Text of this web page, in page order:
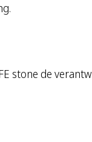
stone de